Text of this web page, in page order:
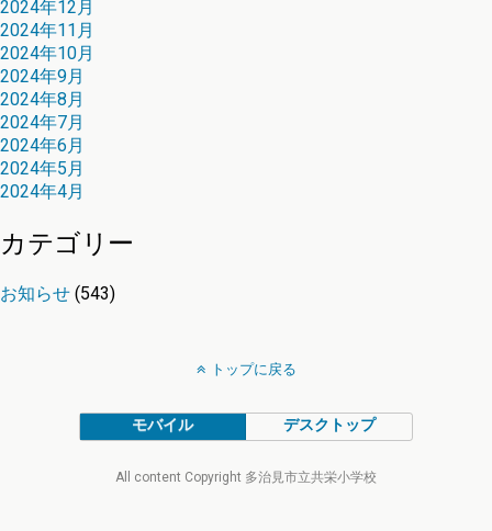
2024年12月
2024年11月
2024年10月
2024年9月
2024年8月
2024年7月
2024年6月
2024年5月
2024年4月
カテゴリー
お知らせ (543)
トップに戻る
モバイル デスクトップ
All content Copyright 多治見市立共栄小学校